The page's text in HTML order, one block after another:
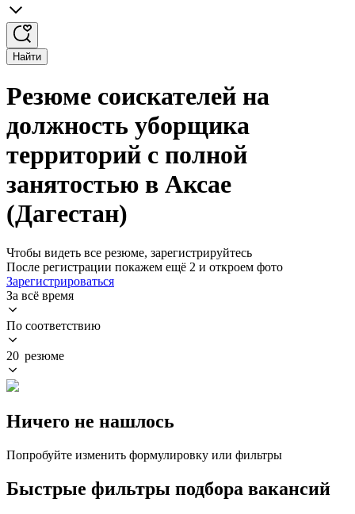
Найти
Резюме соискателей на
должность уборщика
территорий с полной
занятостью в Аксае
(Дагестан)
Чтобы видеть все резюме, зарегистрируйтесь
После регистрации покажем ещё 2 и откроем фото
Зарегистрироваться
За всё время
По соответствию
20 резюме
Ничего не нашлось
Попробуйте изменить формулировку или фильтры
Быстрые фильтры подбора вакансий